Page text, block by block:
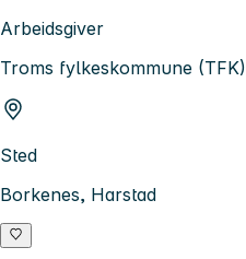
Arbeidsgiver
Troms fylkeskommune (TFK)
Sted
Borkenes, Harstad